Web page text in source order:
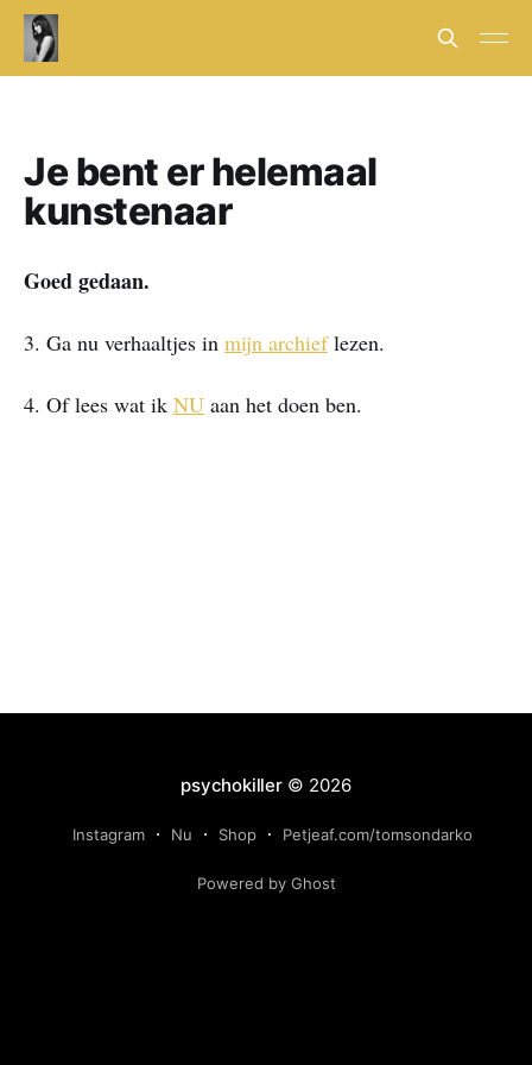
Je bent er helemaal
kunstenaar
Goed gedaan.
3. Ga nu verhaaltjes in mijn archieflezen.
4. Of lees wat ik NU aan het doen ben.
psychokiller© 2026
Instagram Nu Shop Petjeaf.com/tomsondarko
Powered by Ghost